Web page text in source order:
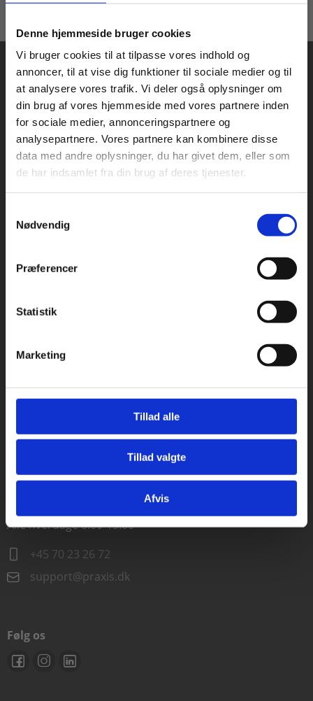
Denne hjemmeside bruger cookies
Vi bruger cookies til at tilpasse vores indhold og
annoncer, til at vise dig funktioner til sociale medier og til
at analysere vores trafik. Vi deler også oplysninger om
din brug af vores hjemmeside med vores partnere inden
for sociale medier, annonceringspartnere og
analysepartnere. Vores partnere kan kombinere disse
data med andre oplysninger, du har givet dem, eller som
de har indsamlet fra din brug af deres tjenester.
Nødvendig
Præferencer
Statistik
Marketing
Tillad alle
Tillad valgte
Afvis
Praxis Forlag A/S
CVR 41280921
København
1120 København K
Kochsgade 31D
Rødekro
Kontakt kundeservice
+45 70 23 85 87
Kontakt teknisk support
Alle hverdage 8.00-15.00
+45 70 23 26 72
support@praxis.dk
Følg os
Køb læremidler og find masterclasses mm.
Fortsæt som:
For privatkunder og
studerende. Du får
vist priser inkl.
For institutioner og
virksomheder. Du
får vist priser ekskl.
Gå til praxisOnline